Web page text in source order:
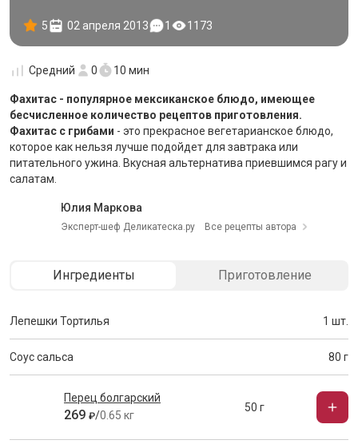
5 02 апреля 2013 1 1173
Средний 0 10 мин
Фахитас - популярное мексиканское блюдо, имеющее
бесчисленное количество рецептов приготовления.
Фахитас с грибами - это прекрасное вегетарианское блюдо,
которое как нельзя лучше подойдет для завтрака или
питательного ужина. Вкусная альтернатива приевшимся рагу и
салатам.
Юлия Маркова
Эксперт-шеф Деликатеска.ру Все рецепты автора
Ингредиенты Приготовление
Лепешки Тортилья 1 шт.
Соус сальса 80 г
Перец болгарский
269 ₽/0.65 кг
50 г